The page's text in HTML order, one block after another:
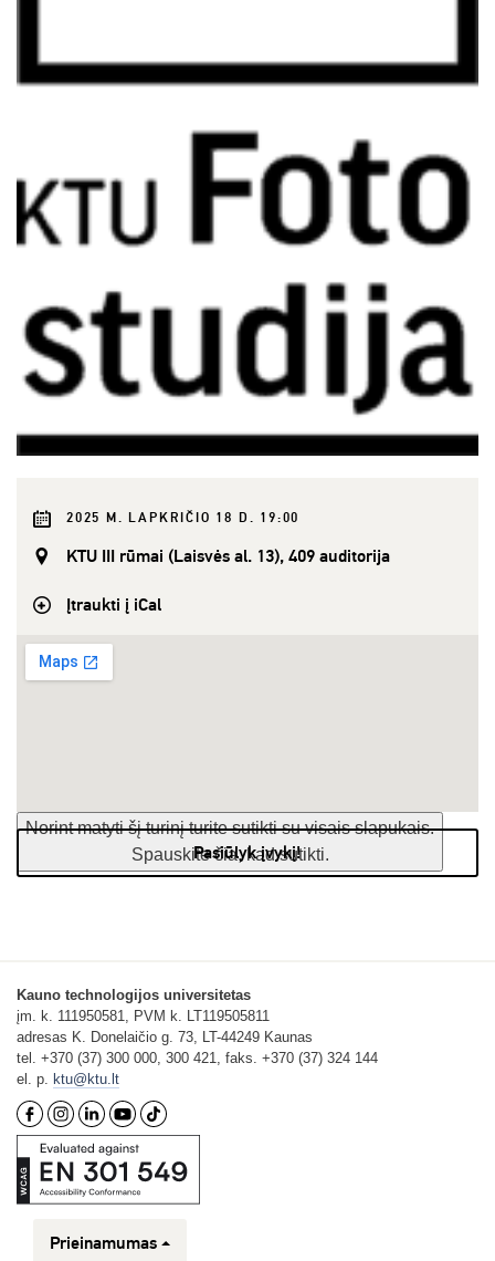
2025 M. LAPKRIČIO 18 D. 19:00
KTU III rūmai (Laisvės al. 13), 409 auditorija
Įtraukti į iCal
Norint matyti šį turinį turite sutikti su visais slapukais.
Spauskite čia, kad sutikti.
Pasiūlyk įvykį!
Kauno technologijos universitetas
įm. k. 111950581, PVM k. LT119505811
adresas K. Donelaičio g. 73, LT-44249 Kaunas
tel. +370 (37) 300 000, 300 421, faks. +370 (37) 324 144
el. p. ktu@ktu.lt
Prieinamumas